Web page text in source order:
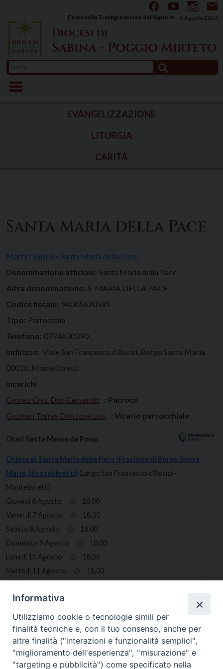
content
6 Agosto 2026
Festa della Trasfigurazione del Signore
per:
EVANGELIZZAZIONE
LITURGIA
CARITÀ
Santa Maria della Pace
Martiri Sabini » Santa Maria della Pace
Denominazione ufficiale: Santa Maria della Pace
Altra denominazione: S. MARIA DELLA PACE
Codice fiscale: 94005620581
Tipo: Parrocchia
Telefono: 0774630390
Indirizzo: Viale San Francesco d'Assisi, Borgo Santa Maria
00010, Montelibretti
Incarichi
Gomez Cruz Don Cervando
: Parroco
Guzman Torres Don José Luis
: Vicario parrocchiale
Orari Sante Messe da Pmap
Chiesa di Santa Maria della Pace (Frazione di Borgo Santa
Maria, Montelibretti) (Largo San Francesco d'Assisi -
Montelibretti)
Giovedì 6 Agosto
18.00
Venerdì 7 Agosto
18.00
Sabato 8 Agosto
18.00
Domenica 9 Agosto
10.00
Lunedì 10 Agosto
18.00
Martedì 11 Agosto
18.00
Giovedì 13 Agosto
Informativa
Utilizziamo cookie o tecnologie simili per
finalità tecniche e, con il tuo consenso, anche per
altre finalità ("interazioni e funzionalità semplici",
"miglioramento dell'esperienza", "misurazione" e
"targeting e pubblicità") come specificato nella